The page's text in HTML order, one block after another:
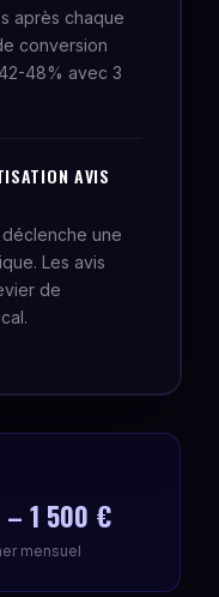
après chaque
conversion
48% avec 3
AVIS
une
Les avis
de
1 500 €
mensuel